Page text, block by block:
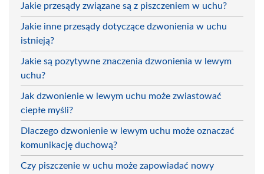
Jakie przesądy związane są z piszczeniem w uchu?
Jakie inne przesądy dotyczące dzwonienia w uchu
istnieją?
Jakie są pozytywne znaczenia dzwonienia w lewym
uchu?
Jak dzwonienie w lewym uchu może zwiastować
ciepłe myśli?
Dlaczego dzwonienie w lewym uchu może oznaczać
komunikację duchową?
Czy piszczenie w uchu może zapowiadać nowy